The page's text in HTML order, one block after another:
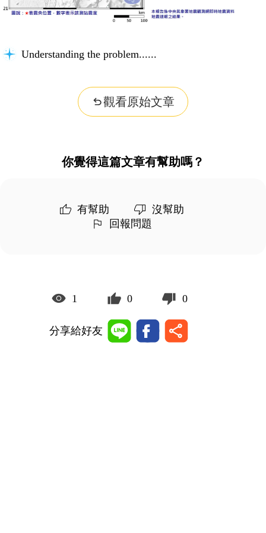
Understanding the problem...
觀看原始文章
你覺得這篇文章有幫助嗎？
有幫助
沒幫助
回報問題
1 0 0
分享給好友